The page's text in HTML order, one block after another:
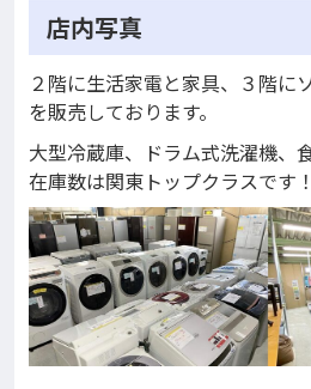
店内写真
２階に生活家電と家具、３階に
を販売しております。
大型冷蔵庫、ドラム式洗濯機、
在庫数は関東トップクラスです！